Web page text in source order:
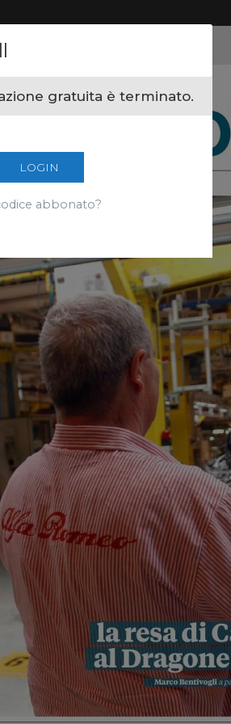
gratuita è terminato.
LOGIN
abbonato?